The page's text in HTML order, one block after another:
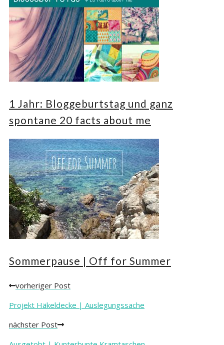
1 Jahr: Bloggeburtstag und ganz
spontane 20 facts about me
Sommerpause | Off for Summer
Posts
navigation
vorheriger Post
Projekt Häkeldecke | Auslegungssache
nächster Post